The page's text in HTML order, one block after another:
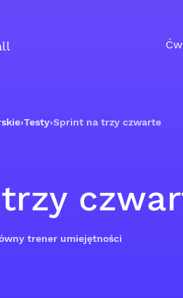
›Testy›Sprint na trzy czwarte
trener umiejętności